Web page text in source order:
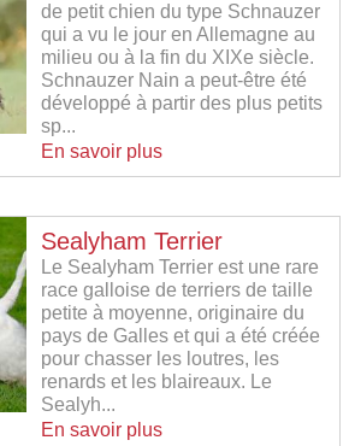
de petit chien du type Schnauzer
qui a vu le jour en Allemagne au
milieu ou à la fin du XIXe siècle.
Schnauzer Nain a peut-être été
développé à partir des plus petits
sp...
En savoir plus
Sealyham Terrier
Le Sealyham Terrier est une rare
race galloise de terriers de taille
petite à moyenne, originaire du
pays de Galles et qui a été créée
pour chasser les loutres, les
renards et les blaireaux. Le
Sealyh...
En savoir plus